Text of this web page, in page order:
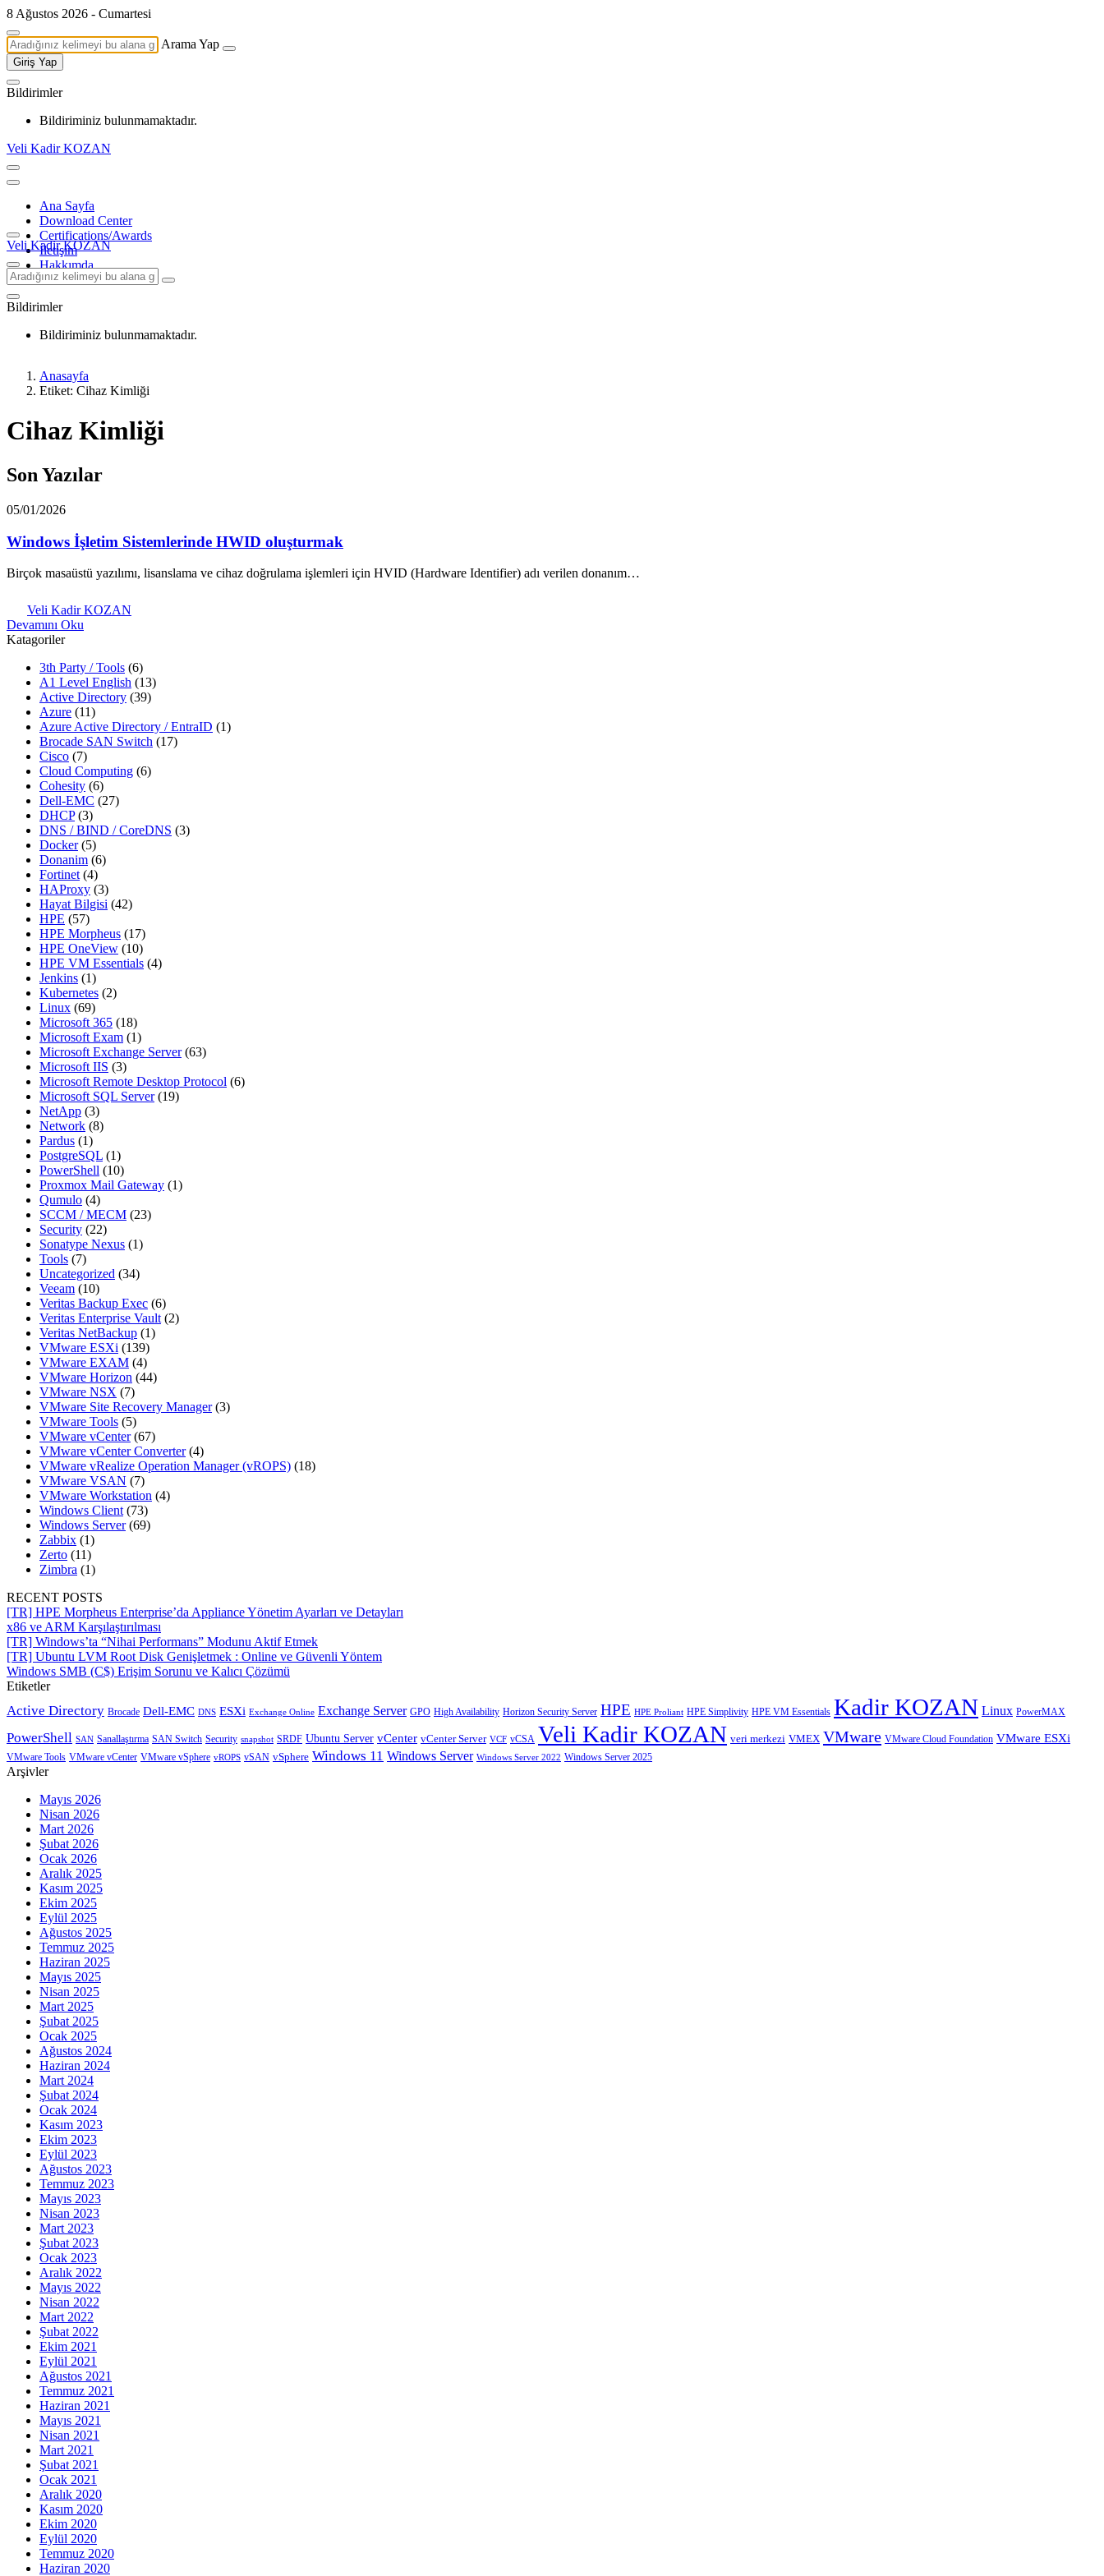
8 Ağustos 2026 - Cumartesi
Arama Yap
Giriş Yap
Bildirimler
Bildiriminiz bulunmamaktadır.
Veli Kadir KOZAN
Ana Sayfa
Download Center
Certifications/Awards
İletişim
Hakkımda
Veli Kadir KOZAN
Bildirimler
Bildiriminiz bulunmamaktadır.
Anasayfa
Etiket: Cihaz Kimliği
Cihaz Kimliği
Son Yazılar
05/01/2026
Windows İşletim Sistemlerinde HWID oluşturmak
Birçok masaüstü yazılımı, lisanslama ve cihaz doğrulama işlemleri için HVID (Hardware Identifier) adı verilen donanım…
Veli Kadir KOZAN
Devamını Oku
Katagoriler
3th Party / Tools (6)
A1 Level English (13)
Active Directory (39)
Azure (11)
Azure Active Directory / EntraID (1)
Brocade SAN Switch (17)
Cisco (7)
Cloud Computing (6)
Cohesity (6)
Dell-EMC (27)
DHCP(3)
DNS / BIND / CoreDNS (3)
Docker(5)
Donanim (6)
Fortinet (4)
HAProxy (3)
Hayat Bilgisi (42)
HPE (57)
HPE Morpheus (17)
HPE OneView (10)
HPE VM Essentials (4)
Jenkins (1)
Kubernetes (2)
Linux (69)
Microsoft 365 (18)
Microsoft Exam (1)
Microsoft Exchange Server(63)
Microsoft IIS (3)
Microsoft Remote Desktop Protocol (6)
Microsoft SQL Server(19)
NetApp (3)
Network (8)
Pardus (1)
PostgreSQL (1)
PowerShell (10)
Proxmox Mail Gateway (1)
Qumulo (4)
SCCM / MECM (23)
Security (22)
Sonatype Nexus (1)
Tools (7)
Uncategorized (34)
Veeam (10)
Veritas Backup Exec (6)
Veritas Enterprise Vault (2)
Veritas NetBackup (1)
VMware ESXi (139)
VMware EXAM (4)
VMware Horizon (44)
VMware NSX (7)
VMware Site Recovery Manager(3)
VMware Tools (5)
VMware vCenter(67)
VMware vCenter Converter(4)
VMware vRealize Operation Manager (vROPS) (18)
VMware VSAN (7)
VMware Workstation (4)
Windows Client (73)
Windows Server(69)
Zabbix (1)
Zerto (11)
Zimbra (1)
RECENT POSTS
[TR] HPE Morpheus Enterprise’da Appliance Yönetim Ayarları ve Detayları
x86 ve ARM Karşılaştırılması
[TR] Windows’ta “Nihai Performans” Modunu Aktif Etmek
[TR] Ubuntu LVM Root Disk Genişletmek : Online ve Güvenli Yöntem
Windows SMB (C$) Erişim Sorunu ve Kalıcı Çözümü
Etiketler
Active Directory Brocade Dell-EMC DNS ESXi Exchange Online Exchange Server GPO High Availability Horizon Security Server HPE HPE Proliant HPE Simplivity HPE VM Essentials Kadir KOZAN Linux PowerMAX
PowerShell SAN Sanallaştırma SAN Switch Security snapshot SRDF Ubuntu Server vCenter vCenter Server VCF vCSA Veli Kadir KOZAN veri merkezi VMEX VMware VMware Cloud Foundation VMware ESXi
VMware Tools VMware vCenter VMware vSphere vROPS vSAN vSphere Windows 11 Windows Server Windows Server 2022 Windows Server 2025
Arşivler
Mayıs 2026
Nisan 2026
Mart 2026
Şubat 2026
Ocak 2026
Aralık 2025
Kasım 2025
Ekim 2025
Eylül 2025
Ağustos 2025
Temmuz 2025
Haziran 2025
Mayıs 2025
Nisan 2025
Mart 2025
Şubat 2025
Ocak 2025
Ağustos 2024
Haziran 2024
Mart 2024
Şubat 2024
Ocak 2024
Kasım 2023
Ekim 2023
Eylül 2023
Ağustos 2023
Temmuz 2023
Mayıs 2023
Nisan 2023
Mart 2023
Şubat 2023
Ocak 2023
Aralık 2022
Mayıs 2022
Nisan 2022
Mart 2022
Şubat 2022
Ekim 2021
Eylül 2021
Ağustos 2021
Temmuz 2021
Haziran 2021
Mayıs 2021
Nisan 2021
Mart 2021
Şubat 2021
Ocak 2021
Aralık 2020
Kasım 2020
Ekim 2020
Eylül 2020
Temmuz 2020
Haziran 2020